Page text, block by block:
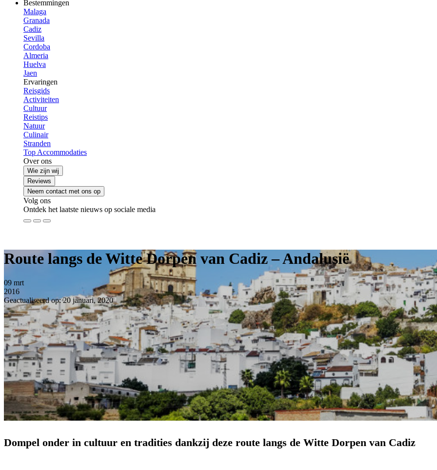
Bestemmingen
Malaga
Granada
Cadiz
Sevilla
Cordoba
Almeria
Huelva
Jaen
Ervaringen
Reisgids
Activiteiten
Cultuur
Reistips
Natuur
Culinair
Stranden
Top Accommodaties
Over ons
Wie zijn wij
Reviews
Neem contact met ons op
Volg ons
Ontdek het laatste nieuws op sociale media
Route langs de Witte Dorpen van Cadiz – Andalusië
09 mrt
2016
Geactualiseerd op: 20 januari, 2020
Dompel onder in cultuur en tradities dankzij deze route langs de Witte Dorpen van Cadiz